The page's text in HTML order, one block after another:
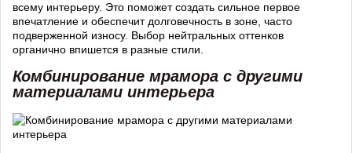
всему интерьеру. Это поможет создать сильное первое
впечатление и обеспечит долговечность в зоне, часто
подверженной износу. Выбор нейтральных оттенков
органично впишется в разные стили.
Комбинирование мрамора с другими
материалами интерьера